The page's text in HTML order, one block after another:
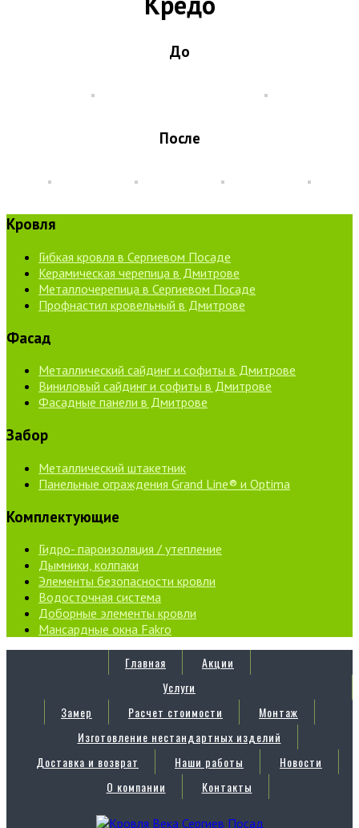
До
После
Кровля
Гибкая кровля в Сергиевом Посаде
Керамическая черепица в Дмитрове
Металлочерепица в Сергиевом Посаде
Профнастил кровельный в Дмитрове
Фасад
Металлический сайдинг и софиты в Дмитрове
Виниловый сайдинг и софиты в Дмитрове
Фасадные панели в Дмитрове
Забор
Металлический штакетник
Панельные ограждения Grand Line® и Optima
Комплектующие
Гидро- пароизоляция / утепление
Дымники, колпаки
Элементы безопасности кровли
Водосточная система
Доборные элементы кровли
Мансардные окна Fakro
Главная
Акции
Услуги
Замер
Расчет стоимости
Монтаж
Изготовление нестандартных изделий
Доставка и возврат
Наши работы
Новости
О компании
Контакты